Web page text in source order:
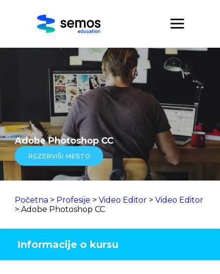
Adobe Photoshop CC
REZERVIŠI MESTO
Početna > Profesije > Video Editor > Video Editor
> Adobe Photoshop CC
Informacije o kursu